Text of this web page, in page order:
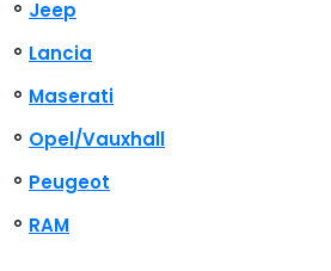
Jeep
Lancia
Maserati
Opel/Vauxhall
Peugeot
RAM